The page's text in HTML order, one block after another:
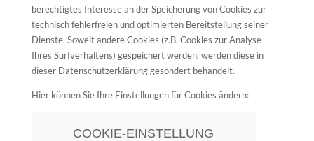
berechtigtes Interesse an der Speicherung von Cookies zur
technisch fehlerfreien und optimierten Bereitstellung seiner
Dienste. Soweit andere Cookies (z.B. Cookies zur Analyse
Ihres Surfverhaltens) gespeichert werden, werden diese in
dieser Datenschutzerklärung gesondert behandelt.
Hier können Sie Ihre Einstellungen für Cookies ändern:
COOKIE-EINSTELLUNG